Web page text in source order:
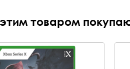
товаром